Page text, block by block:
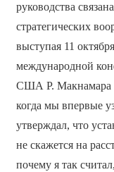
руководства
стратегических
выступая 11
международной
США Р. Макнамара
когда мы впервые
утверждал, что
не скажется на
почему я так